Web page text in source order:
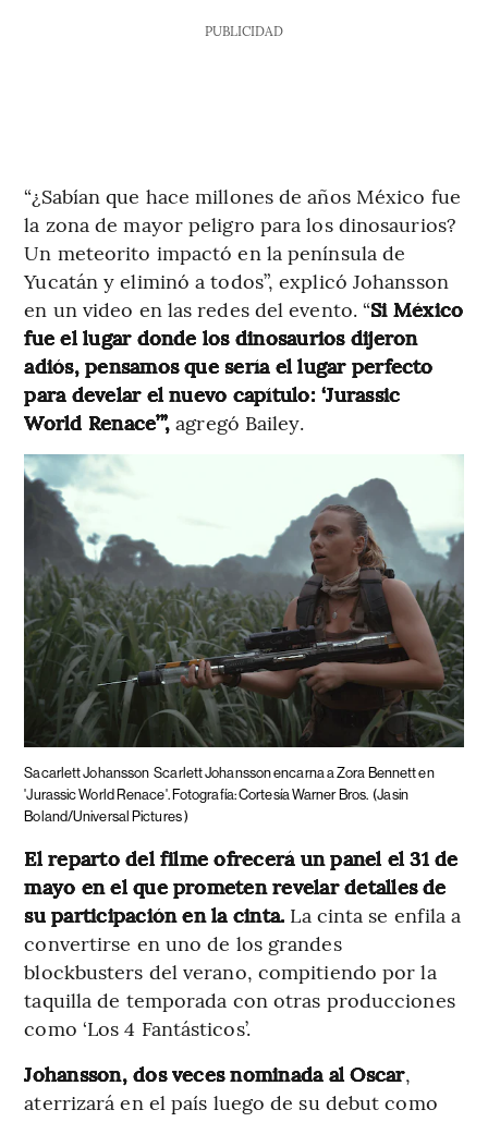
PUBLICIDAD
“¿Sabían que hace millones de años México fue
la zona de mayor peligro para los dinosaurios?
Un meteorito impactó en la península de
Yucatán y eliminó a todos”, explicó Johansson
en un video en las redes del evento. “Si México
fue el lugar donde los dinosaurios dijeron
adiós, pensamos que sería el lugar perfecto
para develar el nuevo capítulo: ‘Jurassic
World Renace’”,agregó Bailey.
Sacarlett Johansson Scarlett Johansson encarna a Zora Bennett en
'Jurassic World Renace'. Fotografía: Cortesía Warner Bros. (Jasin
Boland/Universal Pictures )
El reparto del filme ofrecerá un panel el 31 de
mayo en el que prometen revelar detalles de
su participación en la cinta. La cinta se enfila a
convertirse en uno de los grandes
blockbusters del verano, compitiendo por la
taquilla de temporada con otras producciones
como ‘Los 4 Fantásticos’.
Johansson, dos veces nominada al Oscar,
aterrizará en el país luego de su debut como